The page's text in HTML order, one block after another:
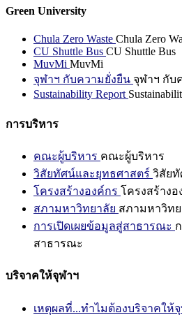
Green University
Chula Zero Waste Chula Zero
CU Shuttle Bus CU Shuttle Bus
MuvMi MuvMi
จุฬาฯ กับความยั่งยืน จุฬาฯ กับ
Sustainability Report
การบริหาร
คณะผู้บริหาร คณะผู้บริหาร
วิสัยทัศน์และยุทธศาสตร์ วิสัย
โครงสร้างองค์กร โครงสร้างอ
สภามหาวิทยาลัย สภามหาวิท
การเปิดเผยข้อมูลสู่สาธารณะ
สาธารณะ
บริจาคให้จุฬาฯ
เหตุผลที่...ทำไมต้องบริจาคให้